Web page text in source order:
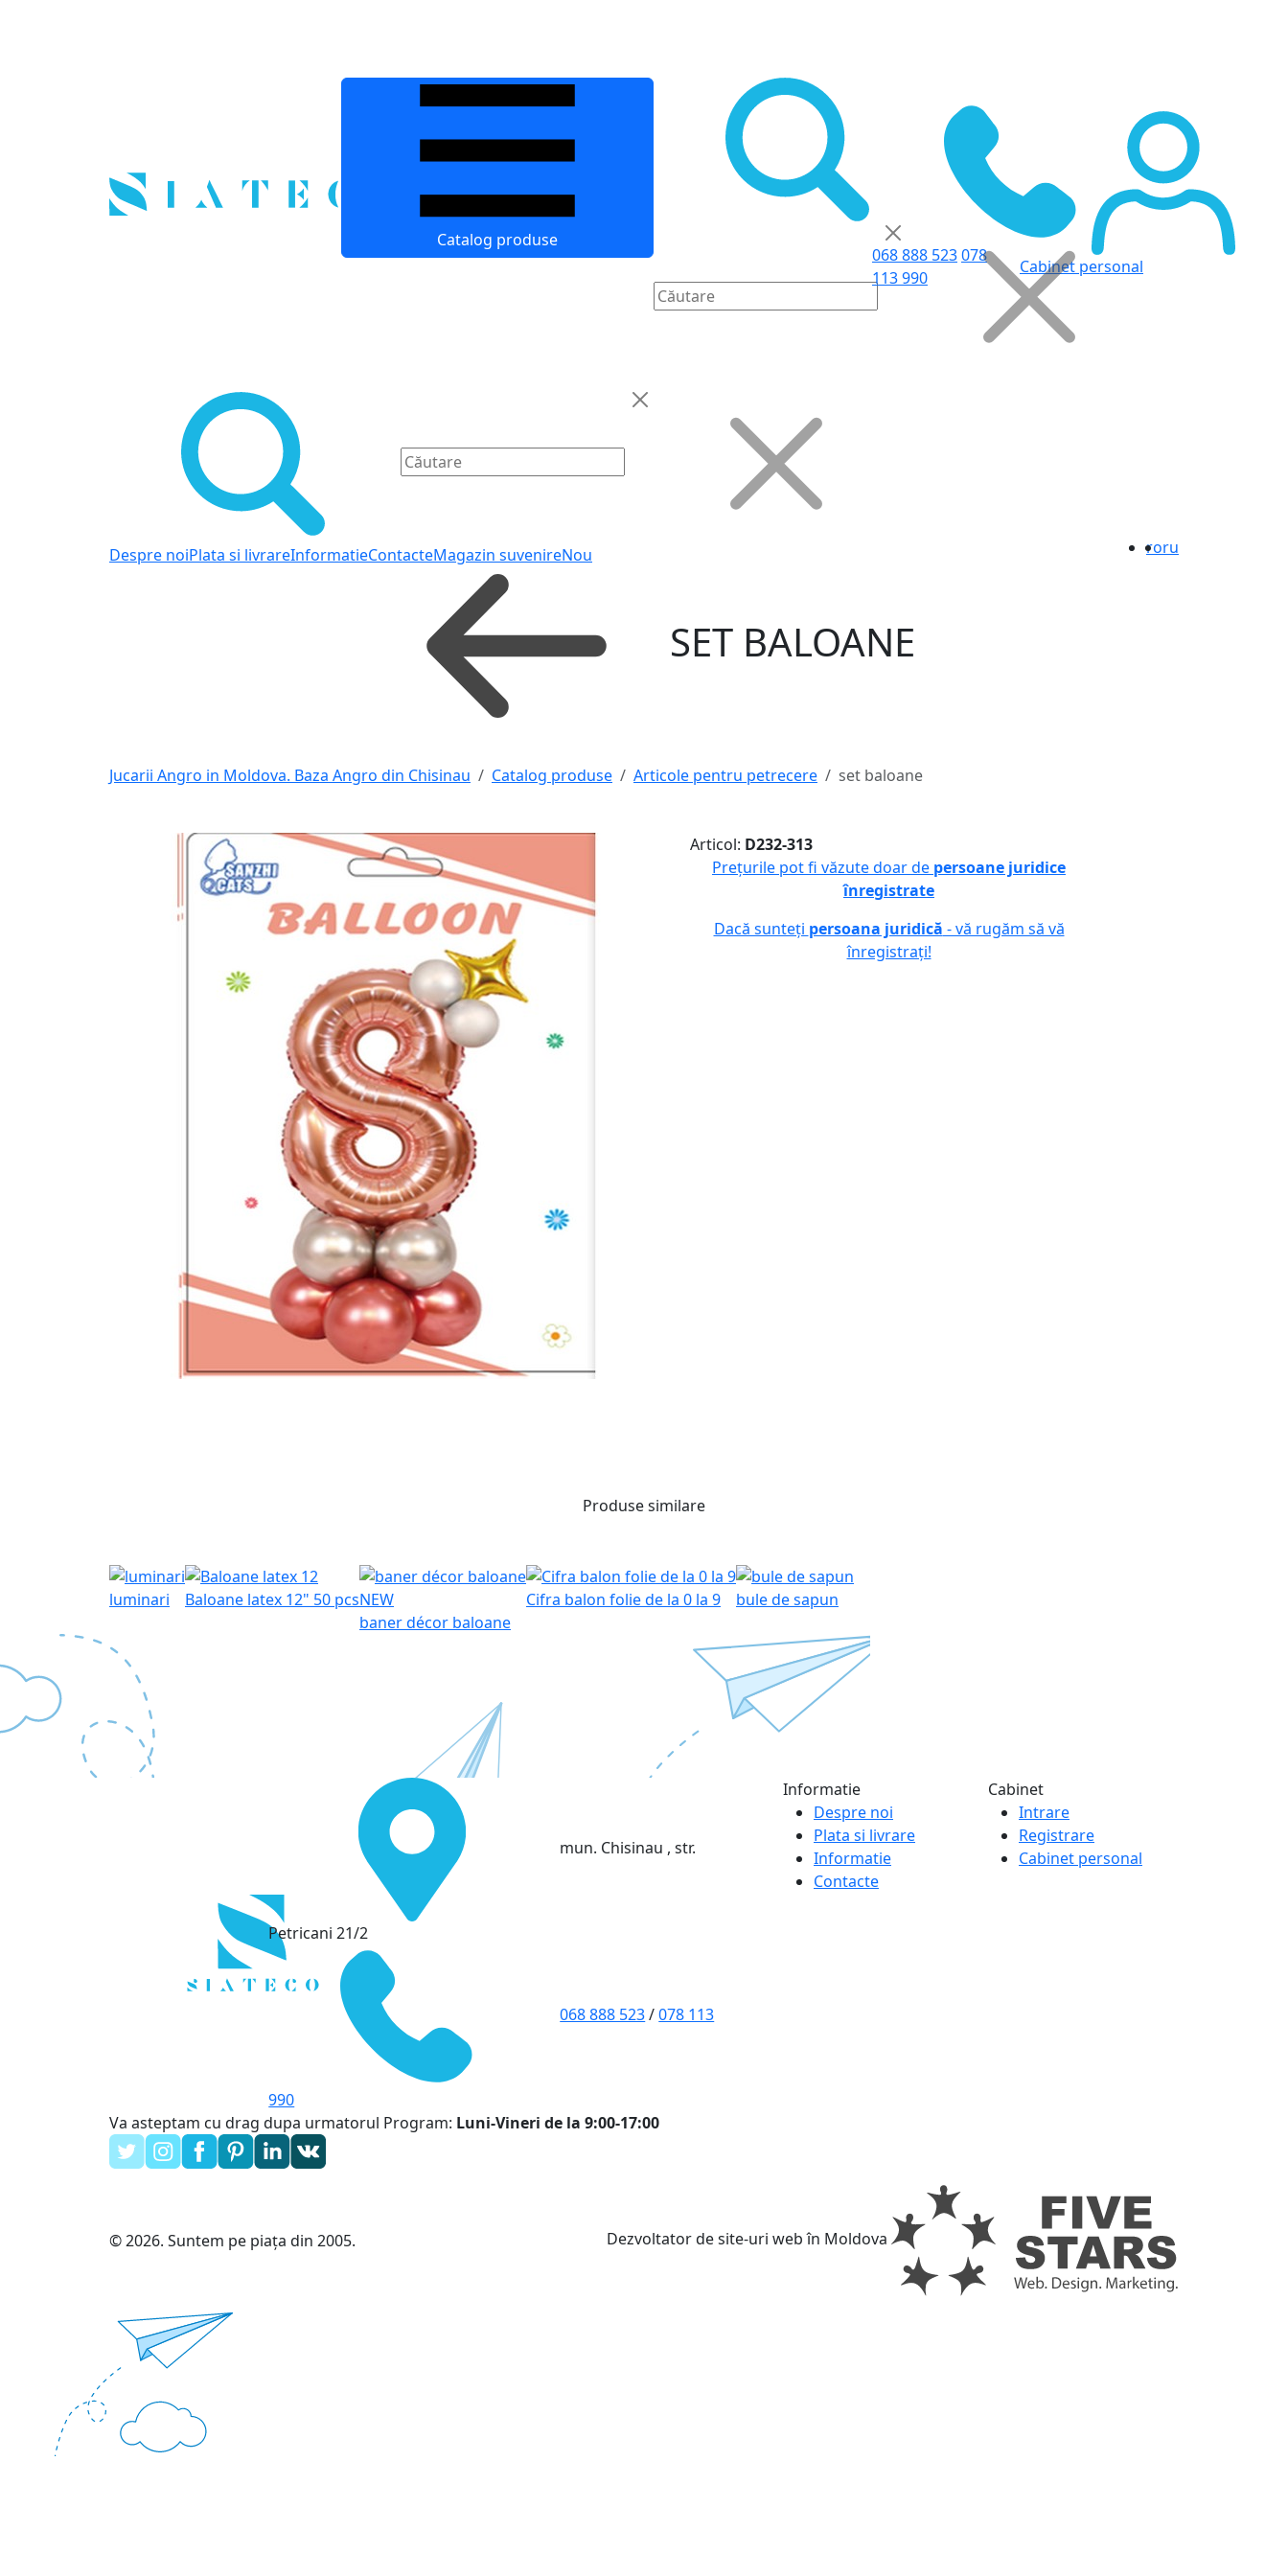
Catalog produse
068 888 523078
113 990
Cabinet personal
Despre noiPlata si livrareInformatieContacteMagazin suvenireNou roru
SET BALOANE
Jucarii Angro in Moldova. Baza Angro din Chisinau Catalog produse Articole pentru petrecere set baloane
Articol: D232-313
Prețurile pot fi văzute doar de persoane juridice
înregistrate
Dacă sunteți persoana juridică - vă rugăm să vă
înregistrați!
Produse similare
luminari Baloane latex 12" 50 pcsNEW
baner décor baloane
Cifra balon folie de la 0 la 9 bule de sapun
mun. Chisinau , str.
Petricani 21/2
068 888 523/078 113
990
Va asteptam cu drag dupa urmatorul Program: Luni-Vineri de la 9:00-17:00
Informatie
Despre noi
Plata si livrare
Informatie
Contacte
Cabinet
Intrare
Registrare
Cabinet personal
© 2026. Suntem pe piața din 2005. Dezvoltator de site-uri web în Moldova